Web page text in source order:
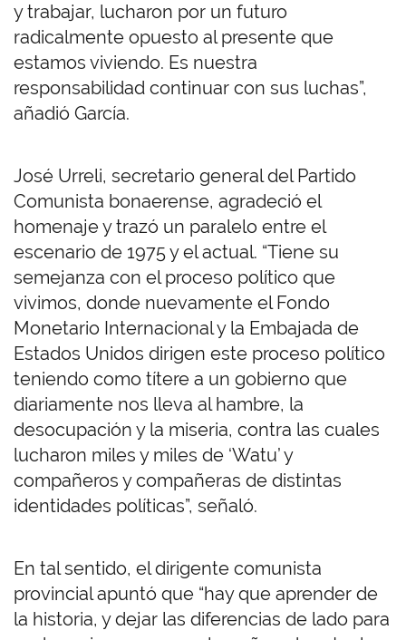
y trabajar, lucharon por un futuro
radicalmente opuesto al presente que
estamos viviendo. Es nuestra
responsabilidad continuar con sus luchas”,
añadió García.
José Urreli, secretario general del Partido
Comunista bonaerense, agradeció el
homenaje y trazó un paralelo entre el
escenario de 1975 y el actual. “Tiene su
semejanza con el proceso político que
vivimos, donde nuevamente el Fondo
Monetario Internacional y la Embajada de
Estados Unidos dirigen este proceso político
teniendo como títere a un gobierno que
diariamente nos lleva al hambre, la
desocupación y la miseria, contra las cuales
lucharon miles y miles de ‘Watu’ y
compañeros y compañeras de distintas
identidades políticas”, señaló.
En tal sentido, el dirigente comunista
provincial apuntó que “hay que aprender de
la historia, y dejar las diferencias de lado para